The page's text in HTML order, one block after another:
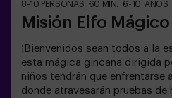
8-10 PERSONAS 60 MIN. 6-10 AÑOS
Misión Elfo
¡Bienvenidos sean todos a la
esta mágica gincana dirigida
niños tendrán que enfrentarse
donde atravesarán pruebas